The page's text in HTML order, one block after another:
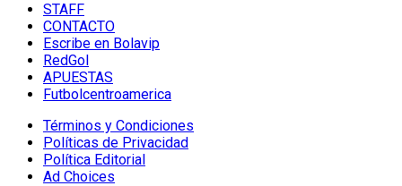
STAFF
CONTACTO
Escribe en Bolavip
RedGol
APUESTAS
Futbolcentroamerica
Términos y Condiciones
Políticas de Privacidad
Política Editorial
Ad Choices